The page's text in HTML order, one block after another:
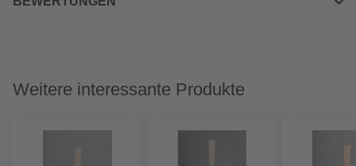
Weitere interessante Produkte